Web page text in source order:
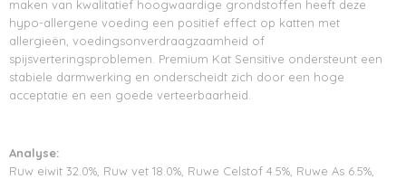
maken van kwalitatief hoogwaardige grondstoffen heeft deze
hypo-allergene voeding een positief effect op katten met
allergieën, voedingsonverdraagzaamheid of
spijsverteringsproblemen. Premium Kat Sensitive ondersteunt een
stabiele darmwerking en onderscheidt zich door een hoge
acceptatie en een goede verteerbaarheid.
Analyse:
Ruw eiwit 32.0%, Ruw vet 18.0%, Ruwe Celstof 4.5%, Ruwe As 6.5%,